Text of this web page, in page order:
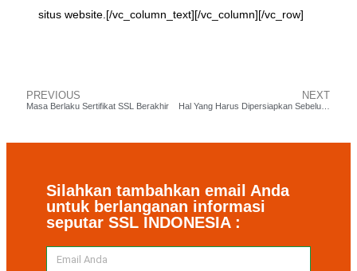
situs website.[/vc_column_text][/vc_column][/vc_row]
PREVIOUS
Masa Berlaku Sertifikat SSL Berakhir
NEXT
Hal Yang Harus Dipersiapkan Sebelum Install Sertifikat SSL
Silahkan tambahkan email Anda
untuk berlanganan informasi
seputar SSL INDONESIA :